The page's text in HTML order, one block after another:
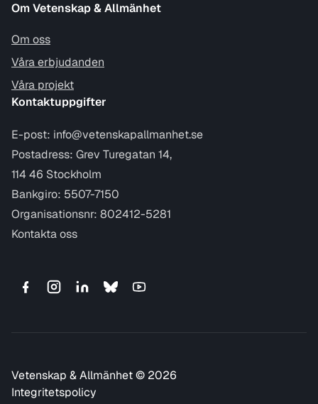
Om Vetenskap & Allmänhet
Om oss
Våra erbjudanden
Våra projekt
Kontaktuppgifter
E-post: info@vetenskapallmanhet.se
Postadress: Grev Turegatan 14,
114 46 Stockholm
Bankgiro: 5507-7150
Organisationsnr: 802412-5281
Kontakta oss
Vetenskap & Allmänhet © 2026
Integritetspolicy